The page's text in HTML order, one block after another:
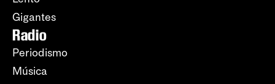
Gigantes
Radio
Periodismo
Música